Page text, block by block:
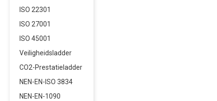
ISO 22301
ISO 27001
ISO 45001
Veiligheidsladder
CO2-Prestatieladder
NEN-EN-ISO 3834
NEN-EN-1090